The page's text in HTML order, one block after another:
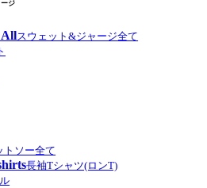
ジ
Allスウェット&ジャージ全て
トソー全て
長袖Tシャツ(ロンT)